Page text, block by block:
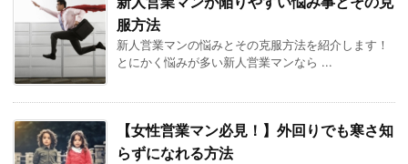
服方法
新人営業マンの悩みとその克服方法を紹介します！
とにかく悩みが多い新人営業マンなら ...
【女性営業マン必見！】外回りでも寒さ知
らずになれる方法